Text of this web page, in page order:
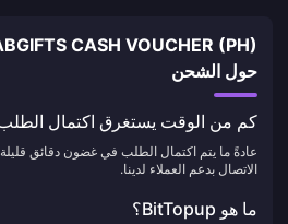
حول الشحن
كم من الوقت يستغرق اكتمال
عادةً ما يتم اكتمال الطلب في غضون دقائق
الاتصال بدعم العملاء لدينا.
ما هو BitTopup؟